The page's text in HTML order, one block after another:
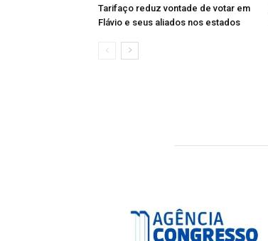
Tarifaço reduz vontade de votar em
Flávio e seus aliados nos estados